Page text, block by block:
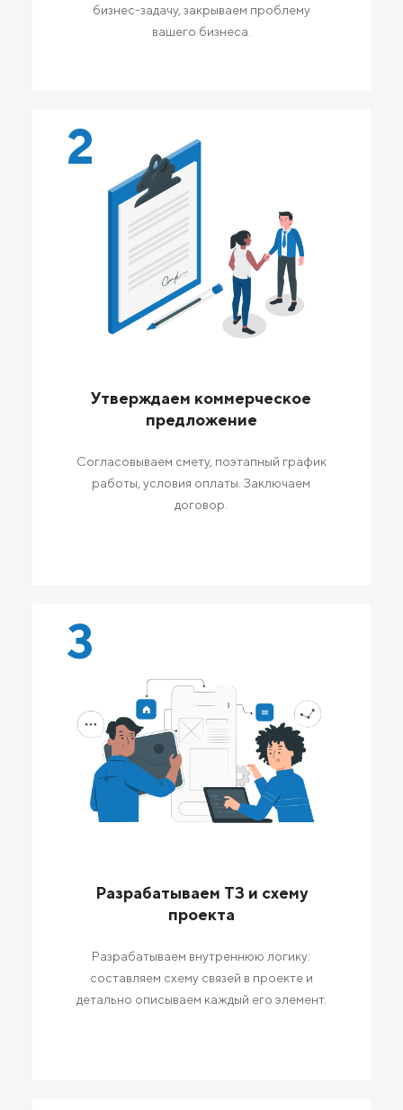
бизнес-задачу, закрываем проблему
вашего бизнеса.
2
Утверждаем коммерческое
предложение
Согласовываем смету, поэтапный график
работы, условия оплаты. Заключаем
договор.
3
Разрабатываем ТЗ и схему
проекта
Разрабатываем внутреннюю логику:
составляем схему связей в проекте и
детально описываем каждый его элемент.